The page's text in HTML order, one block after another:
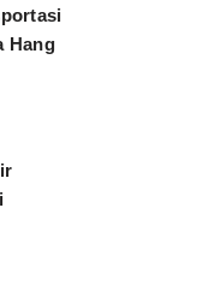
Hang